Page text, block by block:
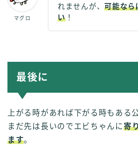
マグロ
れませんが、可能なら
い！
最後に
上がる時があれば下がる時もある
まだ先は長いのでエビちゃんに寄
ます。